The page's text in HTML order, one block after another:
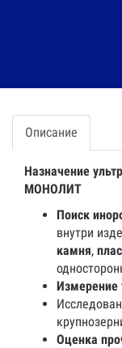
Описание
Назначение
МОНОЛИТ
Поиск
внутри
камня,
Измерение
Оценка